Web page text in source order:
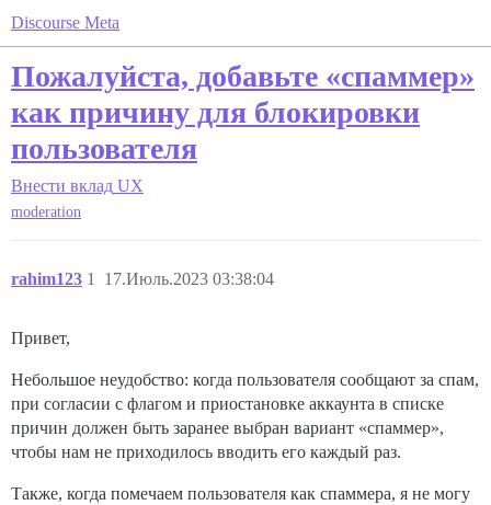
Discourse Meta
Пожалуйста, добавьте «спаммер»
как причину для блокировки
пользователя
Внести вклад UX
moderation
rahim123 17.Июль.2023 03:38:04
1
Привет,
Небольшое неудобство: когда пользователя сообщают за спам,
при согласии с флагом и приостановке аккаунта в списке
причин должен быть заранее выбран вариант «спаммер»,
чтобы нам не приходилось вводить его каждый раз.
Также, когда помечаем пользователя как спаммера, я не могу